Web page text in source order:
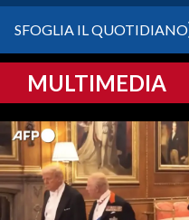
CRONACA SARDEGNA
PROVINCIA DI CAGLIARI
SULCIS IGLESIENTE
MEDIO CAMPIDANO
SFOGLIA IL QUOTIDIANO
MULTIMEDIA